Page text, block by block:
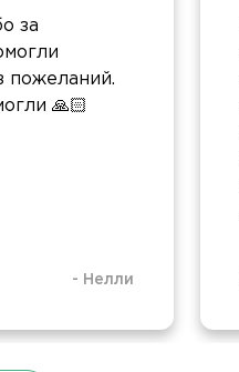
за
пожеланий.
🙏🏻
- Нелли